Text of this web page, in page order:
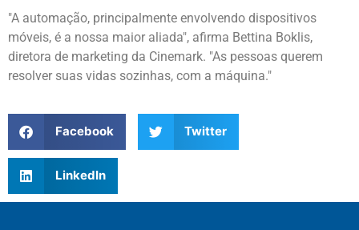
"A automação, principalmente envolvendo dispositivos
móveis, é a nossa maior aliada", afirma Bettina Boklis,
diretora de marketing da Cinemark. "As pessoas querem
resolver suas vidas sozinhas, com a máquina."
Facebook Twitter
LinkedIn